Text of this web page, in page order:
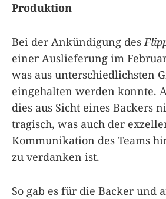
Produktion
Bei der Ankündigung des
einer Auslieferung im
was aus unterschiedlichsten
eingehalten werden konnte.
dies aus Sicht eines Backers
tragisch, was auch der
Kommunikation des Teams
zu verdanken ist.
So gab es für die Backer und